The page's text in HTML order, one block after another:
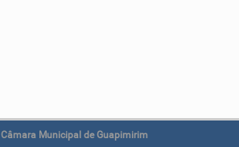
Câmara Municipal de Guapimirim